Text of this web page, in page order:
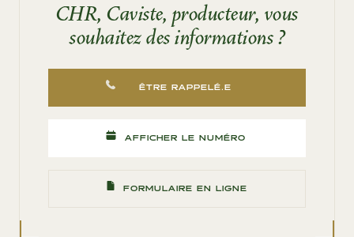
CHR, Caviste, producteur, vous
souhaitez des informations ?
ÊTRE RAPPELÉ.E
AFFICHER LE NUMÉRO
FORMULAIRE EN LIGNE